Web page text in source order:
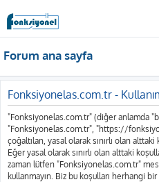
Forum ana sayfa
Fonksiyonelas.com.tr -
"Fonksiyonelas.com.tr" (diğer anlamda
"Fonksiyonelas.com.tr", "https://
çoğaltılan, yasal olarak sınırlı olan
Eğer yasal olarak sınırlı olan alttaki
zaman lütfen "Fonksiyonelas.com.tr"
kullanmayın. Biz bu koşulları herhangi